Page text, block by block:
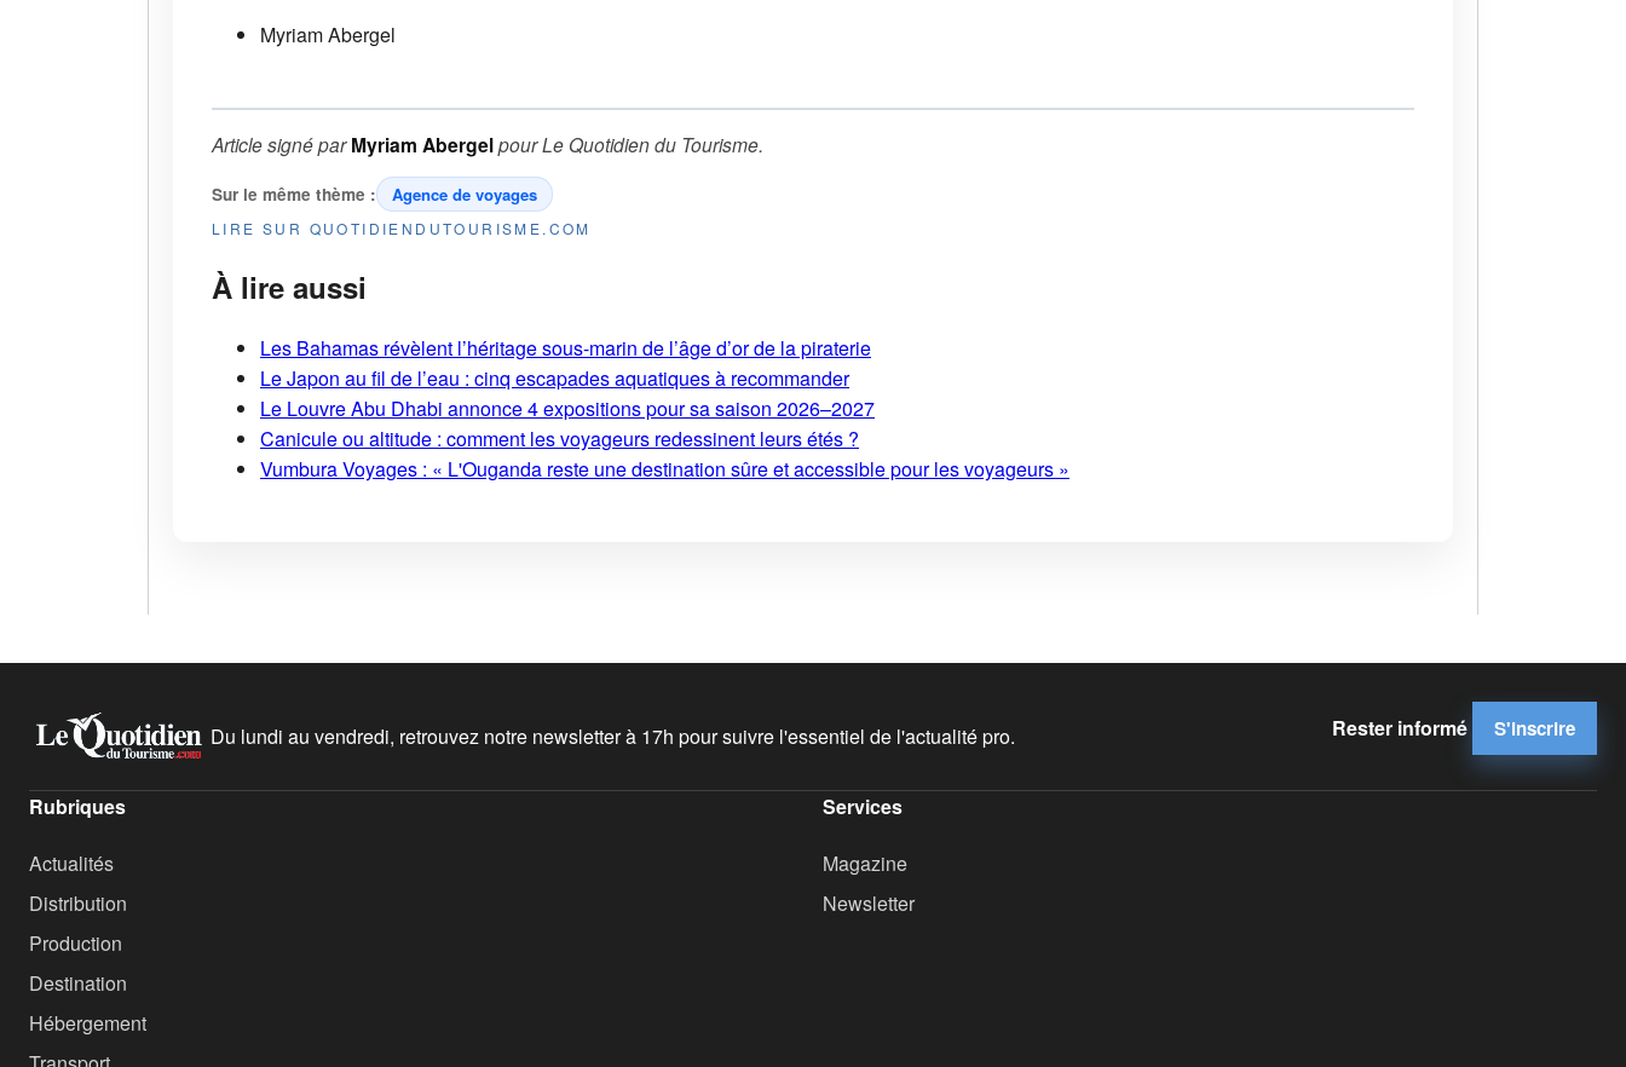
Myriam Abergel
Article signé parMyriam AbergelpourLe Quotidien du Tourisme.
Sur le même thème : Agence de voyages
LIRE SUR QUOTIDIENDUTOURISME.COM
À lire aussi
Les Bahamas révèlent l’héritage sous-marin de l’âge d’or de la piraterie
Le Japon au fil de l’eau : cinq escapades aquatiques à recommander
Le Louvre Abu Dhabi annonce 4 expositions pour sa saison 2026–2027
Canicule ou altitude : comment les voyageurs redessinent leurs étés ?
Vumbura Voyages : « L'Ouganda reste une destination sûre et accessible pour les voyageurs »
Du lundi au vendredi, retrouvez notre newsletter à 17h pour suivre l'essentiel de l'actualité pro. Rester informé S'inscrire
Rubriques
Actualités
Distribution
Production
Destination
Hébergement
Services
Magazine
Newsletter